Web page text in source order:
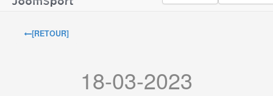
[RETOUR]
18-03-2023